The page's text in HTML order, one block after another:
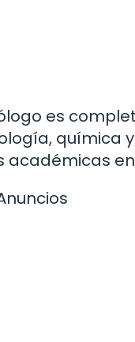
es
química
académicas